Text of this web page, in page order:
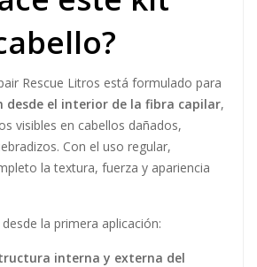
Rescue Litros está formulado para
desde el interior de la fibra capilar,
visibles en cabellos dañados,
Con el uso regular,
la textura, fuerza y apariencia
la primera aplicación:
interna y externa del